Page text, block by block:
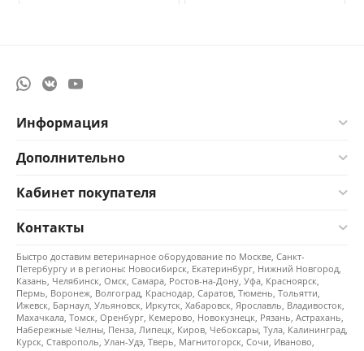
Информация
Дополнительно
Кабинет покупателя
Контакты
Быстро доставим ветеринарное оборудование по Москве, Санкт-
Петербургу и в регионы: Новосибирск, Екатеринбург, Нижний Новгород,
Казань, Челябинск, Омск, Самара, Ростов-на-Дону, Уфа, Красноярск,
Пермь, Воронеж, Волгоград, Краснодар, Саратов, Тюмень, Тольятти,
Ижевск, Барнаул, Ульяновск, Иркутск, Хабаровск, Ярославль, Владивосток,
Махачкала, Томск, Оренбург, Кемерово, Новокузнецк, Рязань, Астрахань,
Набережные Челны, Пенза, Липецк, Киров, Чебоксары, Тула, Калининград,
Курск, Ставрополь, Улан-Удэ, Тверь, Магнитогорск, Сочи, Иваново,